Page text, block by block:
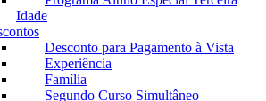
Idade
Desconto para Pagamento à Vista
Experiência
Família
Segundo Curso Simultâneo